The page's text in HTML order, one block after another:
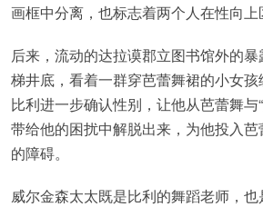
画框中分离，也标志着两个人在性向上
后来，流动的达拉谟郡立图书馆外的
梯井底，看着一群穿芭蕾舞裙的小女
比利进一步确认性别，让他从芭蕾舞与
带给他的困扰中解脱出来，为他投入
的障碍。
威尔金森太太既是比利的舞蹈老师，